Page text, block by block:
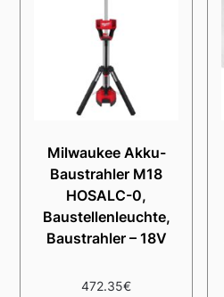
Milwaukee Akku-
Baustrahler M18
HOSALC-0,
Baustellenleuchte,
Baustrahler – 18V
472.35€